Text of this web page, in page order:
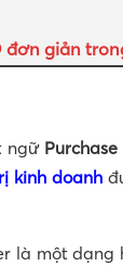
đơn giản
ngữ
kinh doanh
là một